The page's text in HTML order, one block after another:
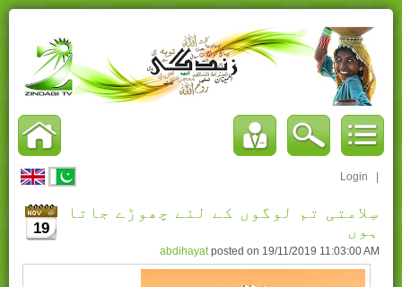
Login
19
سِلامتی تم لوگوں کے لئے چھوڑے جاتا
ہوں
abdihayatposted on 19/11/2019 11:03:00 AM